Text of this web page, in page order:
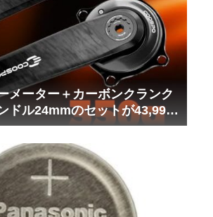
メーター＋カーボンクランク
ドル24mmのセットが43,999